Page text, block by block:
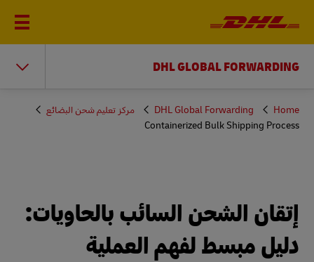
DHL GLOBAL FORWARDING
You
are
here
Home
DHL Global Forwarding
مركز تعليم شحن البضائع
Containerized Bulk Shipping Process
إتقان الشحن السائب بالحاويات:
دليل مبسط لفهم العملية